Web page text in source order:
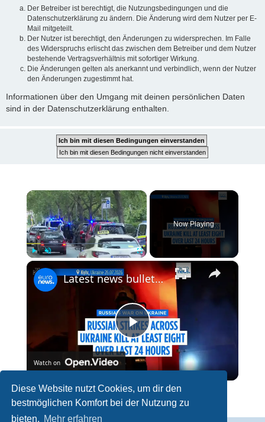
Diese Website nutzt Cookies, um dir den
bestmöglichen Komfort bei der Nutzung zu
bieten. Mehr erfahren
Der Betreiber ist berechtigt, die Nutzungsbedingungen und die
Datenschutzerklärung zu ändern. Die Änderung wird dem Nutzer per E-
Mail mitgeteilt.
Der Nutzer ist berechtigt, den Änderungen zu widersprechen. Im Falle
des Widerspruchs erlischt das zwischen dem Betreiber und dem Nutzer
bestehende Vertragsverhältnis mit sofortiger Wirkung.
Die Änderungen gelten als anerkannt und verbindlich, wenn der Nutzer
den Änderungen zugestimmt hat.
Informationen über den Umgang mit deinen persönlichen Daten
sind in der Datenschutzerklärung enthalten.
×
Fullscreen
Now Playing
×
P
l
a
Latest news bulletin | July 27th, 2026 – Morning
Watch on
Latest news bulletin | July 27th, 2026 – Morning